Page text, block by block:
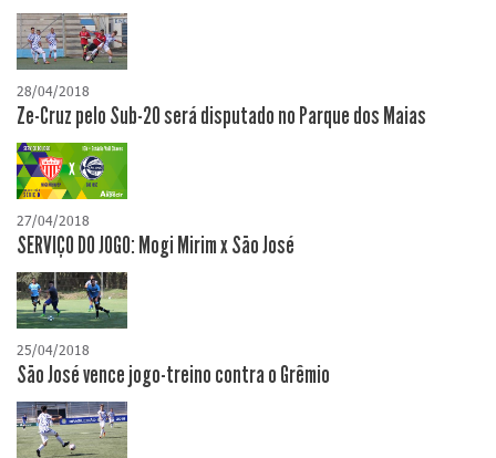
28/04/2018
Ze-Cruz pelo Sub-20 será disputado no Parque dos Maias
27/04/2018
SERVIÇO DO JOGO: Mogi Mirim x São José
25/04/2018
São José vence jogo-treino contra o Grêmio